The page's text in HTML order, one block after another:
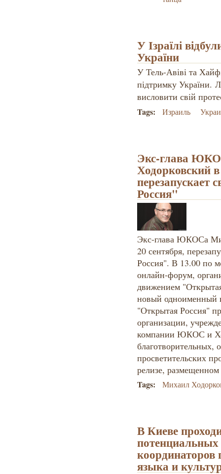
У Ізраїлі
України
У Тель-Авіві та
підтримку України.
висловити свій
Tags: Израиль
Экс-глава
Ходорковский
перезапускает
Россия"
Экс-глава ЮКОСа
20 сентября,
Россия". В 13.00 по
онлайн-форум,
движением
новый одноименный
"Открытая Россия"
организации,
компании ЮКОС и
благотворительных,
просветительских
релизе,
Tags: Михаил
В Киеве
потенциальных
координаторов
языка и